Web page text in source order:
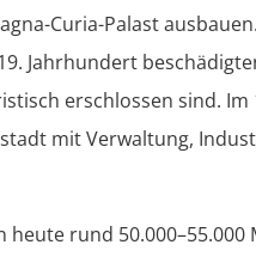
Curia-Palast
Jahrhundert
erschlossen sind. Im
mit Verwaltung,
heute rund